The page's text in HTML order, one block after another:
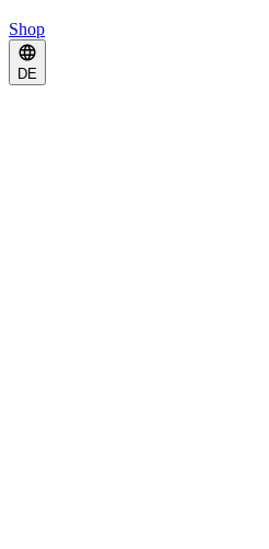
Shop
DE